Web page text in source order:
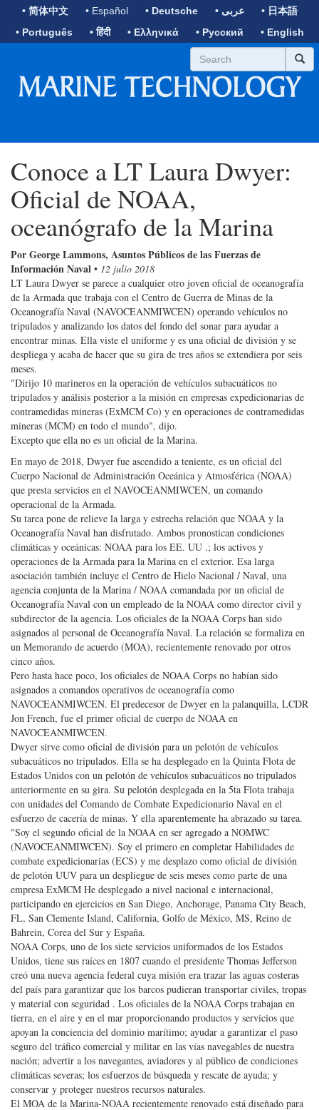
• 简体中文 • Español • Deutsche • عربى
• 日本語
• Português
• हिंदी • Ελληνικά • Русский • English
Conoce a LT Laura Dwyer:
Oficial de NOAA,
oceanógrafo de la Marina
Por George Lammons, Asuntos Públicos de las Fuerzas de
Información Naval • 12 julio 2018
LT Laura Dwyer se parece a cualquier otro joven oficial de oceanografía
de la Armada que trabaja con el Centro de Guerra de Minas de la
Oceanografía Naval (NAVOCEANMIWCEN) operando vehículos no
tripulados y analizando los datos del fondo del sonar para ayudar a
encontrar minas. Ella viste el uniforme y es una oficial de división y se
despliega y acaba de hacer que su gira de tres años se extendiera por seis
meses.
"Dirijo 10 marineros en la operación de vehículos subacuáticos no
tripulados y análisis posterior a la misión en empresas expedicionarias de
contramedidas mineras (ExMCM Co) y en operaciones de contramedidas
mineras (MCM) en todo el mundo", dijo.
Excepto que ella no es un oficial de la Marina.
En mayo de 2018, Dwyer fue ascendido a teniente, es un oficial del
Cuerpo Nacional de Administración Oceánica y Atmosférica (NOAA)
que presta servicios en el NAVOCEANMIWCEN, un comando
operacional de la Armada.
Su tarea pone de relieve la larga y estrecha relación que NOAA y la
Oceanografía Naval han disfrutado. Ambos pronostican condiciones
climáticas y oceánicas: NOAA para los EE. UU .; los activos y
operaciones de la Armada para la Marina en el exterior. Esa larga
asociación también incluye el Centro de Hielo Nacional / Naval, una
agencia conjunta de la Marina / NOAA comandada por un oficial de
Oceanografía Naval con un empleado de la NOAA como director civil y
subdirector de la agencia. Los oficiales de la NOAA Corps han sido
asignados al personal de Oceanografía Naval. La relación se formaliza en
un Memorando de acuerdo (MOA), recientemente renovado por otros
cinco años.
Pero hasta hace poco, los oficiales de NOAA Corps no habían sido
asignados a comandos operativos de oceanografía como
NAVOCEANMIWCEN. El predecesor de Dwyer en la palanquilla, LCDR
Jon French, fue el primer oficial de cuerpo de NOAA en
NAVOCEANMIWCEN.
Dwyer sirve como oficial de división para un pelotón de vehículos
subacuáticos no tripulados. Ella se ha desplegado en la Quinta Flota de
Estados Unidos con un pelotón de vehículos subacuáticos no tripulados
anteriormente en su gira. Su pelotón desplegada en la 5ta Flota trabaja
con unidades del Comando de Combate Expedicionario Naval en el
esfuerzo de cacería de minas. Y ella aparentemente ha abrazado su tarea.
"Soy el segundo oficial de la NOAA en ser agregado a NOMWC
(NAVOCEANMIWCEN). Soy el primero en completar Habilidades de
combate expedicionarias (ECS) y me desplazo como oficial de división
de pelotón UUV para un despliegue de seis meses como parte de una
empresa ExMCM He desplegado a nivel nacional e internacional,
participando en ejercicios en San Diego, Anchorage, Panama City Beach,
FL, San Clemente Island, California, Golfo de México, MS, Reino de
Bahrein, Corea del Sur y España.
NOAA Corps, uno de los siete servicios uniformados de los Estados
Unidos, tiene sus raíces en 1807 cuando el presidente Thomas Jefferson
creó una nueva agencia federal cuya misión era trazar las aguas costeras
del país para garantizar que los barcos pudieran transportar civiles, tropas
y material con seguridad . Los oficiales de la NOAA Corps trabajan en
tierra, en el aire y en el mar proporcionando productos y servicios que
apoyan la conciencia del dominio marítimo; ayudar a garantizar el paso
seguro del tráfico comercial y militar en las vías navegables de nuestra
nación; advertir a los navegantes, aviadores y al público de condiciones
climáticas severas; los esfuerzos de búsqueda y rescate de ayuda; y
conservar y proteger nuestros recursos naturales.
El MOA de la Marina-NOAA recientemente renovado está diseñado para